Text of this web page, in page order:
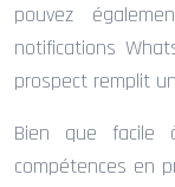
pouvez
notifications
prospect remplit
Bien que facile
compétences en